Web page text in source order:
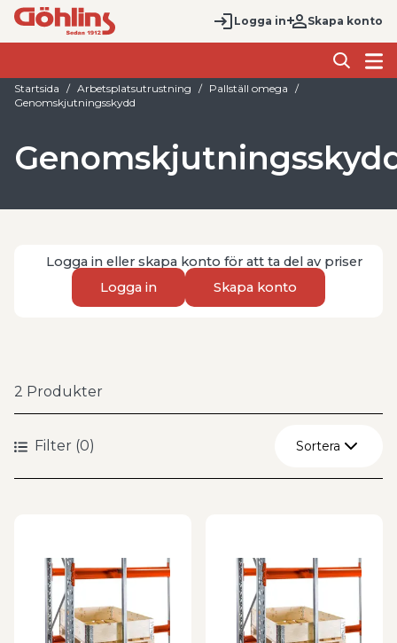
Logga in Skapa konto
Startsida Arbetsplatsutrustning
Pallställ omega
Genomskjutningsskydd
Logga in eller skapa konto för att ta del av priser
Logga in
Skapa konto
2 Produkter
Filter (0) Sortera
Ö - A